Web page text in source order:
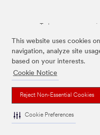
This website uses cookies
navigation, analyze site
based on your interests.
Cookie Notice
Reject Non-Essential Cookies
Cookie Preferences
Todas as marcas